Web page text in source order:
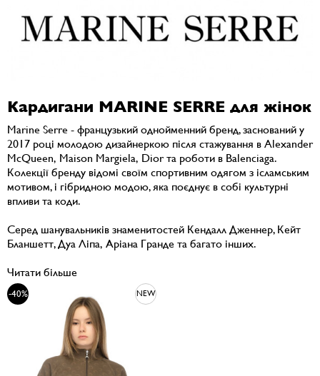
Кардигани MARINE SERRE для жінок
Marine Serre - французький однойменний бренд, заснований у
2017 році молодою дизайнеркою після стажування в Alexander
McQueen, Maison Margiela, Dior та роботи в Balenciaga.
Колекції бренду відомі своїм спортивним одягом з ісламським
мотивом, і гібридною модою, яка поєднує в собі культурні
впливи та коди.
Серед шанувальників знаменитостей Кендалл Дженнер, Кейт
Бланшетт, Дуа Ліпа, Аріана Гранде та багато інших.
Читати більше
-40% NEW